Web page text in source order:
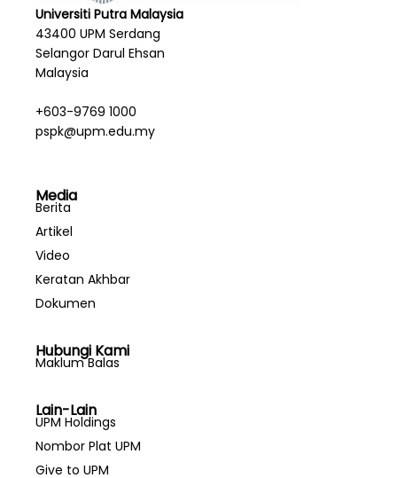
Universiti Putra Malaysia
43400 UPM Serdang
Selangor Darul Ehsan
Malaysia
+603-9769 1000
pspk@upm.edu.my
Media
Berita
Artikel
Video
Keratan Akhbar
Dokumen
Hubungi Kami
Maklum Balas
Lain-Lain
UPM Holdings
Nombor Plat UPM
Give to UPM